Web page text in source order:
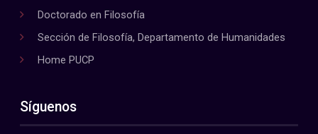
Doctorado en Filosofía
Sección de Filosofía, Departamento de Humanidades
Home PUCP
Síguenos